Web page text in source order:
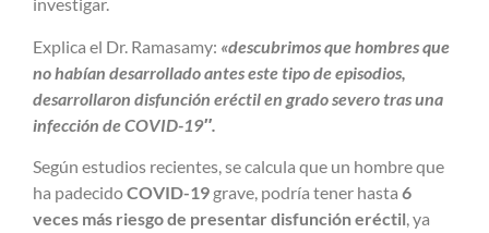
investigar.
Explica el Dr. Ramasamy: «descubrimos que hombres que
no habían desarrollado antes este tipo de episodios,
desarrollaron disfunción eréctil en grado severo tras una
infección de COVID-19″.
Según estudios recientes, se calcula que un hombre que
ha padecidoCOVID-19 grave, podría tener hasta 6
veces más riesgo de presentar disfunción eréctil, ya